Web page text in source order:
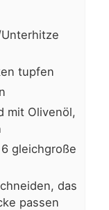
tupfen
mit Olivenöl,
gleichgroße
das
passen